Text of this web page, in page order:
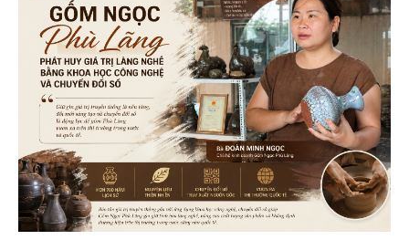
hút sự tham gia của hơn 100 đại biểu là lãnh đạo
các đơn vị thuộc Bộ Nông nghiệp và Môi trường,
chuyên gia, nhà khoa học, Sở Nông nghiệp và Môi
trường tỉnh Lai Châu và đại diện các cơ quan đơn vị
doanh nghiệp ở các tỉnh miền núi phía Bắc.